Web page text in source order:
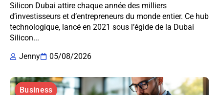
Silicon Dubai attire chaque année des milliers
d’investisseurs et d’entrepreneurs du monde entier. Ce hub
technologique, lancé en 2021 sous l’égide de la Dubai
Silicon...
Jenny
05/08/2026
Business